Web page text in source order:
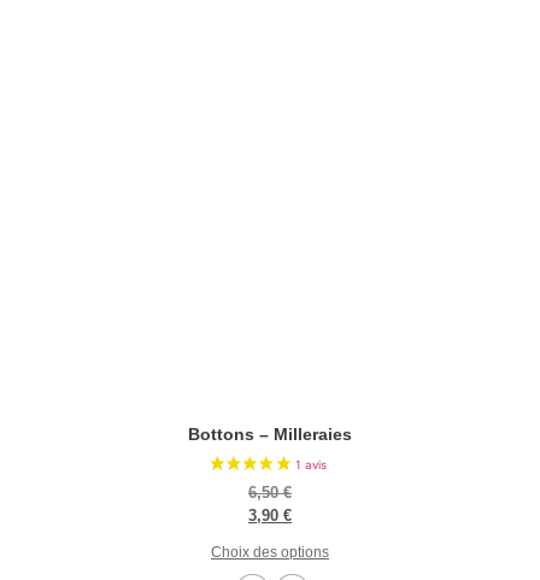
Bottons – Milleraies
6,50€
3,90 €
Choix des options